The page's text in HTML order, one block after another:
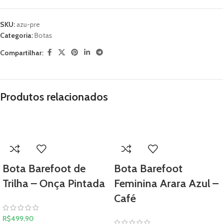
SKU: azu-pre
Categoria:Botas
Compartilhar:
Produtos relacionados
Bota Barefoot de
Trilha – Onça Pintada
R$499,90
Bota Barefoot
Feminina Arara Azul –
Café